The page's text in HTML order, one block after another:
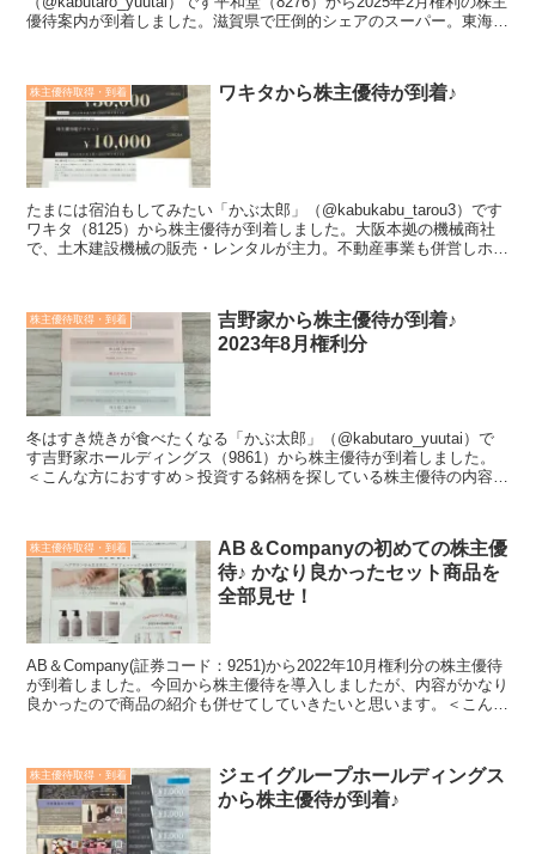
優待案内が到着しました。滋賀県で圧倒的シェアのスーパー。東海や
株主優待取得・到着 ワキタから株主優待が到着♪
たまには宿泊もしてみたい「かぶ太郎」（@kabukabu_tarou3）です
ワキタ（8125）から株主優待が到着しました。大阪本拠の機械商社
で、土木建設機械の販売・レンタルが主力。不動産事業も併営しホテ
株主優待取得・到着
吉野家から株主優待が到着♪
2023年8月権利分
冬はすき焼きが食べたくなる「かぶ太郎」（@kabutaro_yuutai）で
す吉野家ホールディングス（9861）から株主優待が到着しました。
＜こんな方におすすめ＞投資する銘柄を探している株主優待の内容が
株主優待取得・到着
AB＆Companyの初めての株主優
待♪ かなり良かったセット商品を
全部見せ！
AB＆Company(証券コード：9251)から2022年10月権利分の株主優待
が到着しました。今回から株主優待を導入しましたが、内容がかなり
良かったので商品の紹介も併せてしていきたいと思います。＜こんな
株主優待取得・到着
ジェイグループホールディングス
から株主優待が到着♪